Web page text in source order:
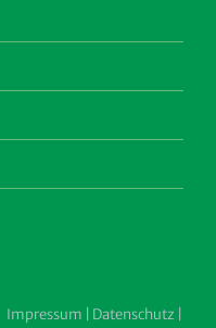
Impressum Datenschutz